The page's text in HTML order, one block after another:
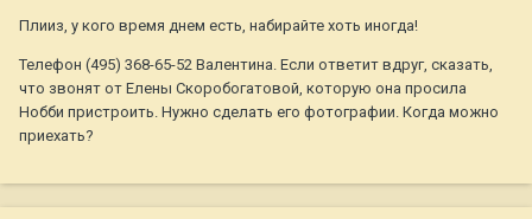
Плииз, у кого время днем есть, набирайте хоть иногда!
Телефон (495) 368-65-52 Валентина. Если ответит вдруг, сказать,
что звонят от Елены Скоробогатовой, которую она просила
Нобби пристроить. Нужно сделать его фотографии. Когда можно
приехать?